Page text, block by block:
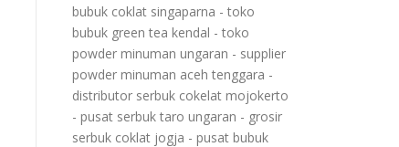
bubuk coklat singaparna - toko
bubuk green tea kendal - toko
powder minuman ungaran - supplier
powder minuman aceh tenggara -
distributor serbuk cokelat mojokerto
- pusat serbuk taro ungaran - grosir
serbuk coklat jogja - pusat bubuk